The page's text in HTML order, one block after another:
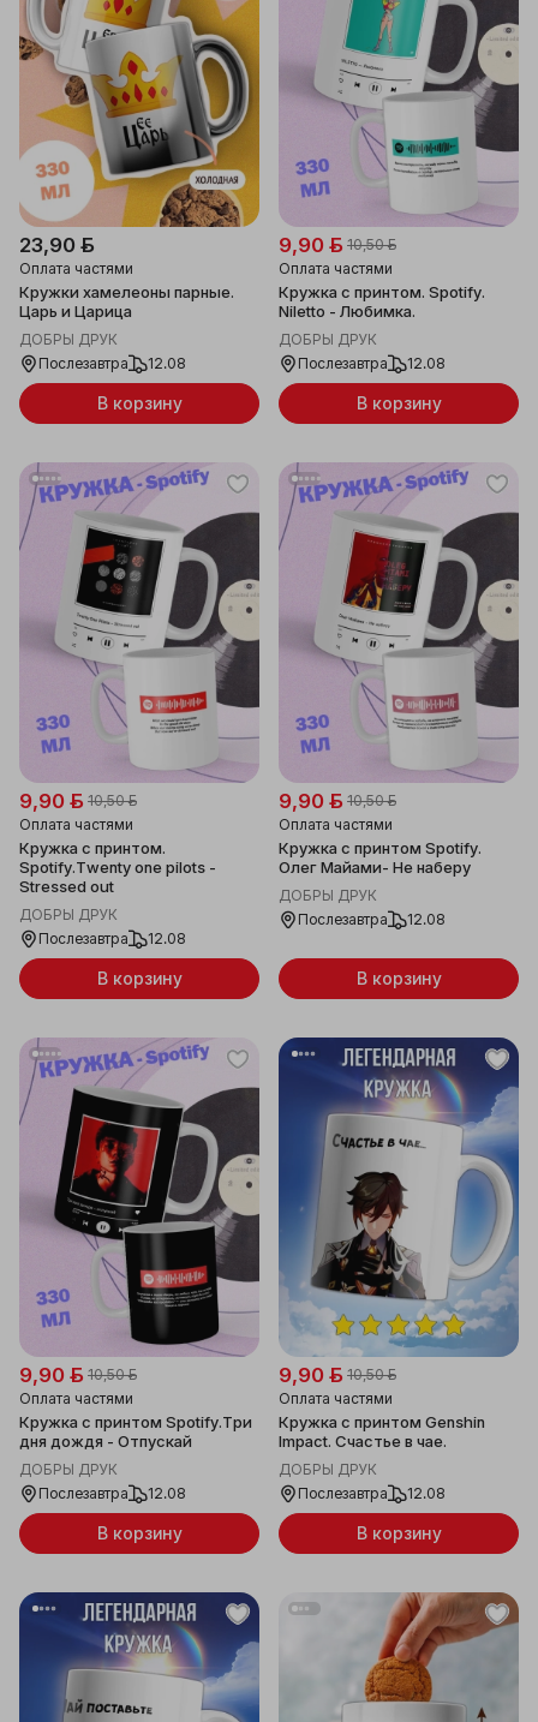
23,90 ƃ
Оплата частями
Кружки хамелеоны парные.
Царь и Царица
ДОБРЫ ДРУК
Послезавтра
12.08
В корзину
9,90 ƃ 10,50 ƃ
Оплата частями
Кружка с принтом. Spotify.
Niletto - Любимка.
ДОБРЫ ДРУК
Послезавтра
12.08
В корзину
9,90 ƃ 10,50 ƃ
Оплата частями
Кружка с принтом.
Spotify.Twenty one pilots -
Stressed out
ДОБРЫ ДРУК
Послезавтра
12.08
В корзину
9,90 ƃ 10,50 ƃ
Оплата частями
Кружка с принтом Spotify.
Олег Майами- Не наберу
ДОБРЫ ДРУК
Послезавтра
12.08
В корзину
9,90 ƃ 10,50 ƃ
Оплата частями
Кружка с принтом Spotify.Три
дня дождя - Отпускай
ДОБРЫ ДРУК
Послезавтра
12.08
В корзину
9,90 ƃ 10,50 ƃ
Оплата частями
Кружка с принтом Genshin
Impact. Счастье в чае.
ДОБРЫ ДРУК
Послезавтра
12.08
В корзину